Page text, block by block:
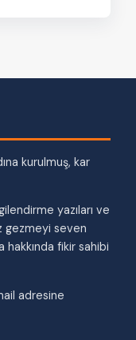
kurulmuş, kar
yazıları ve
gezmeyi seven
fikir sahibi
adresine